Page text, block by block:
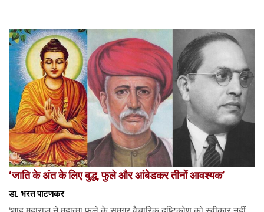
‘जाति के अंत के लिए बुद्ध, फुले और आंबेडकर तीनों आवश्यक’
डा. भरत पाटणकर